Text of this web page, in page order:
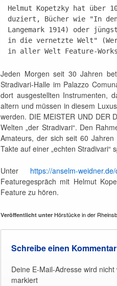
Helmut Kopetzky hat über
duziert, Bücher wie "In
Langemark 1914) oder
in die vernetzte Welt"
in aller Welt Feature-
Jeden Morgen seit 30 Jahren
Stradivari-Halle im Palazzo
dort ausgestellten Instrumenten,
altern und müssen in diesem
werden. DIE MEISTER UND DER
Welten „der Stradivari“. Den
Amateurs, der sich seit 60
Takte auf einer „echten
Unter https://anselm-weidner.de/
Featuregespräch mit Helmut
Feature zu hören.
Veröffentlicht unter Hörstücke in der
Schreibe einen Kommentar
Deine E-Mail-Adresse wird nicht
markiert